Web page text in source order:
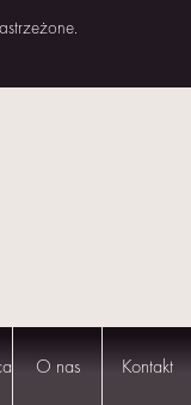
O nas Kontakt